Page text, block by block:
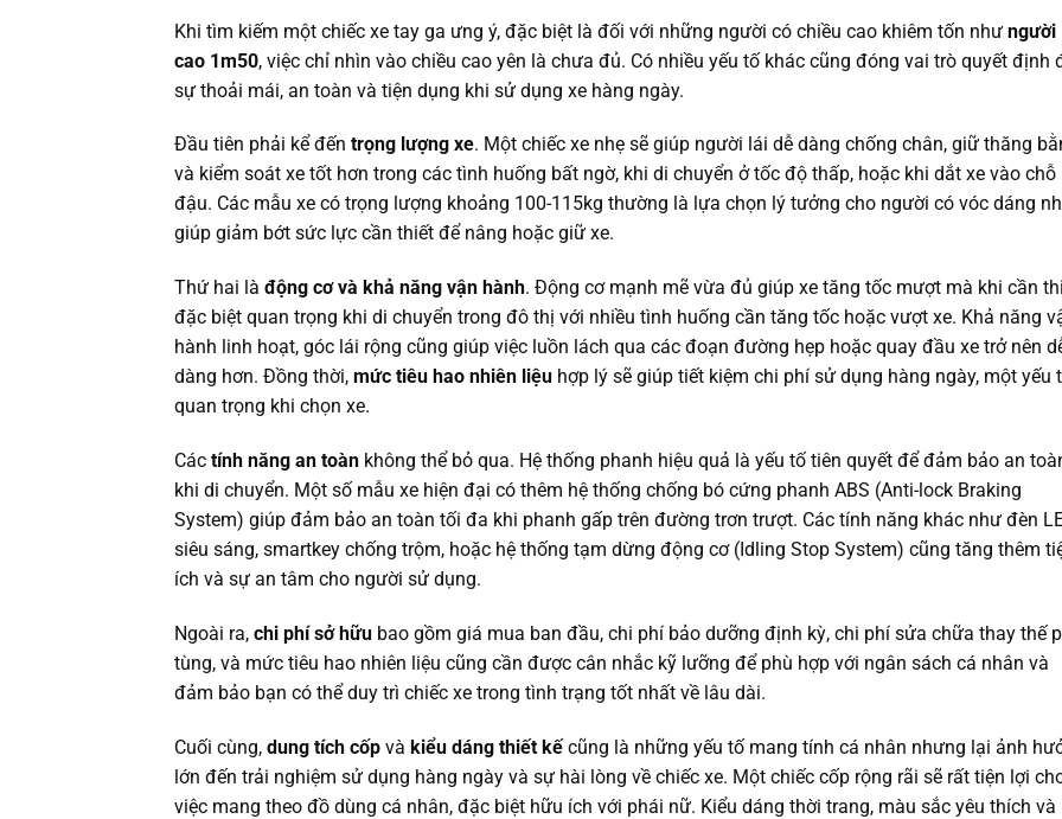
Khi tìm kiếm một chiếc xe tay ga ưng ý, đặc biệt là đối với những người có chiều cao khiêm tốn như người
cao 1m50, việc chỉ nhìn vào chiều cao yên là chưa đủ. Có nhiều yếu tố khác cũng đóng vai trò quyết định
sự thoải mái, an toàn và tiện dụng khi sử dụng xe hàng ngày.
Đầu tiên phải kể đến trọng lượng xe. Một chiếc xe nhẹ sẽ giúp người lái dễ dàng chống chân, giữ thăng
và kiểm soát xe tốt hơn trong các tình huống bất ngờ, khi di chuyển ở tốc độ thấp, hoặc khi dắt xe vào chỗ
đậu. Các mẫu xe có trọng lượng khoảng 100-115kg thường là lựa chọn lý tưởng cho người có vóc dáng
giúp giảm bớt sức lực cần thiết để nâng hoặc giữ xe.
Thứ hai là động cơ và khả năng vận hành. Động cơ mạnh mẽ vừa đủ giúp xe tăng tốc mượt mà khi cần
đặc biệt quan trọng khi di chuyển trong đô thị với nhiều tình huống cần tăng tốc hoặc vượt xe. Khả năng
hành linh hoạt, góc lái rộng cũng giúp việc luồn lách qua các đoạn đường hẹp hoặc quay đầu xe trở nên
dàng hơn. Đồng thời, mức tiêu hao nhiên liệu hợp lý sẽ giúp tiết kiệm chi phí sử dụng hàng ngày, một yếu
quan trọng khi chọn xe.
Các tính năng an toàn không thể bỏ qua. Hệ thống phanh hiệu quả là yếu tố tiên quyết để đảm bảo an
khi di chuyển. Một số mẫu xe hiện đại có thêm hệ thống chống bó cứng phanh ABS (Anti-lock Braking
System) giúp đảm bảo an toàn tối đa khi phanh gấp trên đường trơn trượt. Các tính năng khác như đèn
siêu sáng, smartkey chống trộm, hoặc hệ thống tạm dừng động cơ (Idling Stop System) cũng tăng thêm
ích và sự an tâm cho người sử dụng.
Ngoài ra, chi phí sở hữu bao gồm giá mua ban đầu, chi phí bảo dưỡng định kỳ, chi phí sửa chữa thay thế
tùng, và mức tiêu hao nhiên liệu cũng cần được cân nhắc kỹ lưỡng để phù hợp với ngân sách cá nhân và
đảm bảo bạn có thể duy trì chiếc xe trong tình trạng tốt nhất về lâu dài.
Cuối cùng, dung tích cốp và kiểu dáng thiết kếcũng là những yếu tố mang tính cá nhân nhưng lại ảnh
lớn đến trải nghiệm sử dụng hàng ngày và sự hài lòng về chiếc xe. Một chiếc cốp rộng rãi sẽ rất tiện lợi
việc mang theo đồ dùng cá nhân, đặc biệt hữu ích với phái nữ. Kiểu dáng thời trang, màu sắc yêu thích và